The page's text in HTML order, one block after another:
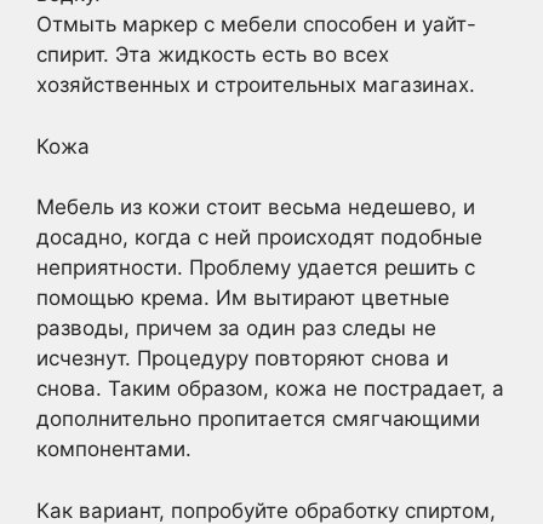
Отмыть маркер с мебели способен и уайт-
спирит. Эта жидкость есть во всех
хозяйственных и строительных магазинах.
Кожа
Мебель из кожи стоит весьма недешево, и
досадно, когда с ней происходят подобные
неприятности. Проблему удается решить с
помощью крема. Им вытирают цветные
разводы, причем за один раз следы не
исчезнут. Процедуру повторяют снова и
снова. Таким образом, кожа не пострадает, а
дополнительно пропитается смягчающими
компонентами.
Как вариант, попробуйте обработку спиртом,